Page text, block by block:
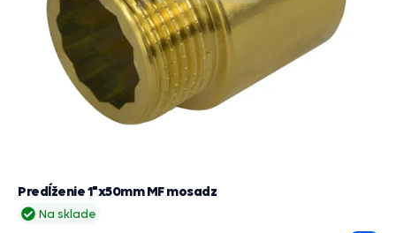
Na sklade
Predĺženie 1"x50mm MF mosadz